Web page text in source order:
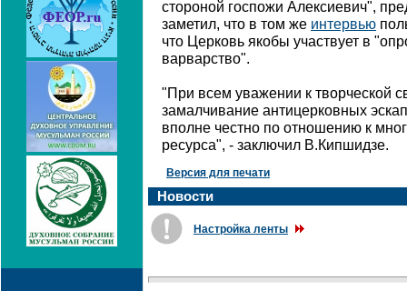
стороной госпожи Алексиевич",
заметил, что в том же интервью
что Церковь якобы участвует в
варварство".
"При всем уважении к творческой
замалчивание антицерковных
вполне честно по отношению к
ресурса", - заключил В.Кипшидзе.
Версия для печати
Новости
Настройка ленты